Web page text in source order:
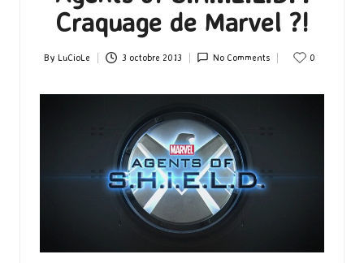
Craquage de Marvel ?!
Posted
By LuCioLe 3 octobre 2013 No Comments 0